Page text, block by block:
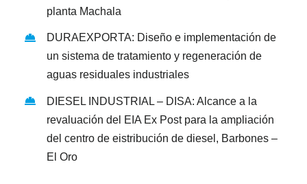
planta Machala
DURAEXPORTA: Diseño e implementación de
un sistema de tratamiento y regeneración de
aguas residuales industriales
DIESEL INDUSTRIAL – DISA: Alcance a la
revaluación del EIA Ex Post para la ampliación
del centro de eistribución de diesel, Barbones –
El Oro